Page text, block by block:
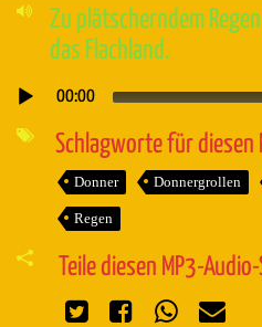
Zu plätscherndem
das Flachland.
Audio-
00:00
Schlagworte für diesen
Donner Donnergrollen
Regen
Teile diesen MP3-